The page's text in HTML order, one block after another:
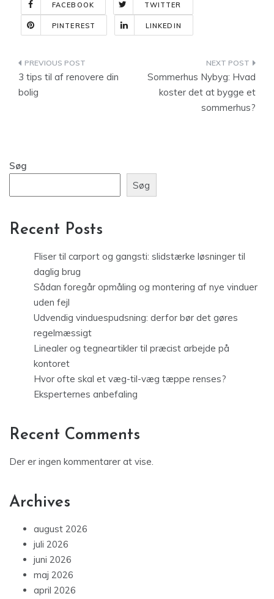
FACEBOOK TWITTER
PINTEREST LINKEDIN
Indlægsnavigation
3 tips til af renovere din
bolig
Sommerhus Nybyg: Hvad
koster det at bygge et
sommerhus?
Søg
Søg
Recent Posts
Fliser til carport og gangsti: slidstærke løsninger til
daglig brug
Sådan foregår opmåling og montering af nye vinduer
uden fejl
Udvendig vinduespudsning: derfor bør det gøres
regelmæssigt
Linealer og tegneartikler til præcist arbejde på
kontoret
Hvor ofte skal et væg-til-væg tæppe renses?
Eksperternes anbefaling
Recent Comments
Der er ingen kommentarer at vise.
Archives
august 2026
juli 2026
juni 2026
maj 2026
april 2026